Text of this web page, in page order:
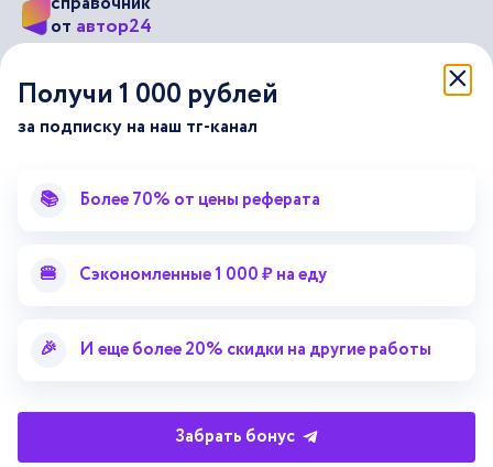
от автор24
Подписывайся на наши соц. сети
Лекторий
Справочник терминов
Последние статьи
Для правообладателей
Работа для репетиторов
Партнерская программа
Получи 1 000 рублей
за подписку на наш тг-канал
📚 Более 70% от цены реферата
🍔 Сэкономленные 1 000 ₽ на еду
🎉 И еще более 20% скидки на другие работы
Забрать бонус